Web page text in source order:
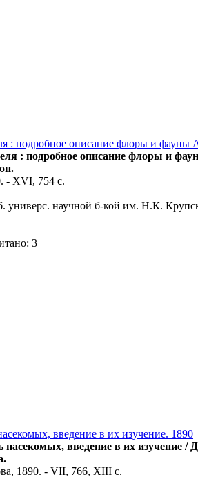
подробное описание флоры и фауны
: подробное описание флоры и
- XVI, 754 с.
универс. научной б-кой им. Н.К.
3
введение в их изучение. 1890
введение в их изучение
1890. - VII, 766, XIII с.